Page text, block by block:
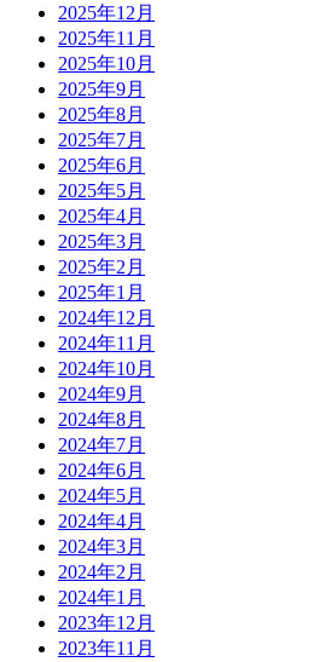
2025年12月
2025年11月
2025年10月
2025年9月
2025年8月
2025年7月
2025年6月
2025年5月
2025年4月
2025年3月
2025年2月
2025年1月
2024年12月
2024年11月
2024年10月
2024年9月
2024年8月
2024年7月
2024年6月
2024年5月
2024年4月
2024年3月
2024年2月
2024年1月
2023年12月
2023年11月